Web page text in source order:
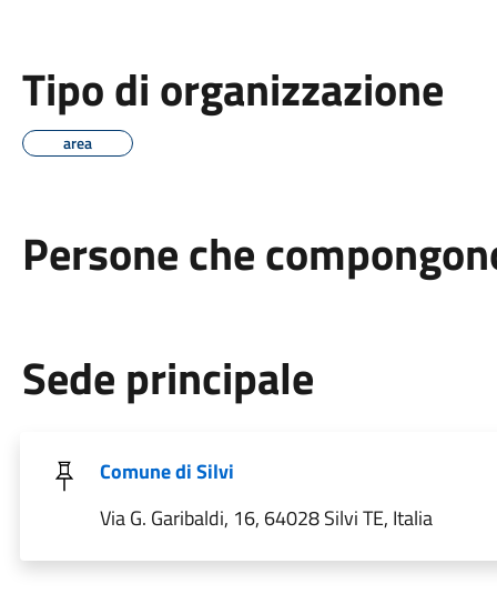
Tipo di organizzazione
area
Persone che
Sede principale
Comune di Silvi
Via G. Garibaldi, 16, 64028 Silvi TE, Italia